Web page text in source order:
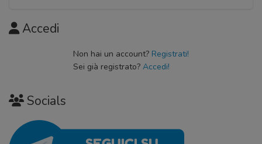
Accedi
Non hai un account? Registrati!
Sei già registrato? Accedi!
Socials